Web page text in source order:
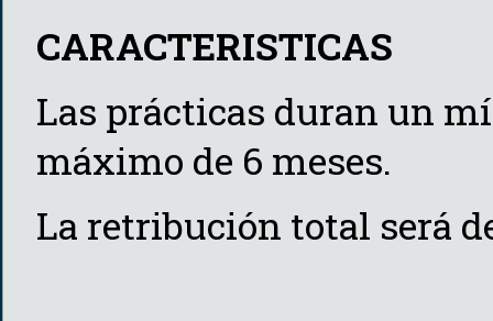
CARACTERISTICAS
Las prácticas duran un
máximo de 6 meses.
La retribución total será